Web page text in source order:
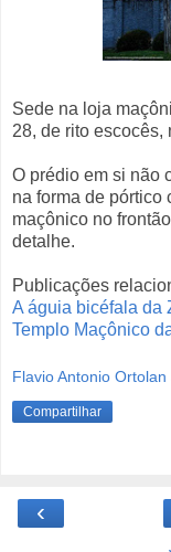
Sede na loja
28, de rito escocês,
O prédio em si não
na forma de pórtico
maçônico no
detalhe.
Publicações
A águia bicéfala da
Templo Maçônico
Flavio Antonio Ortolan
Compartilhar
‹